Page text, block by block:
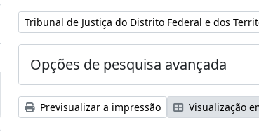
Remover filtro:
Tribunal de Justiça do Distrito Federal e dos
Opções de pesquisa avançada
Previsualizar a impressão Visualização